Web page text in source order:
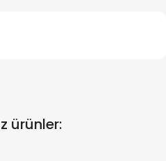
ürünler: